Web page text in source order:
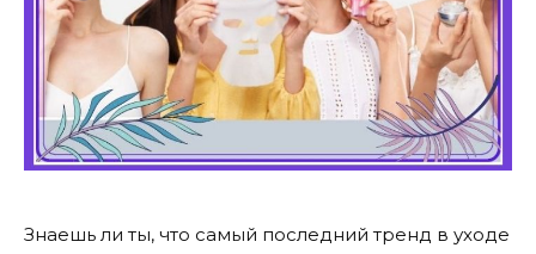
Знаешь ли ты, что самый последний тренд в уходе